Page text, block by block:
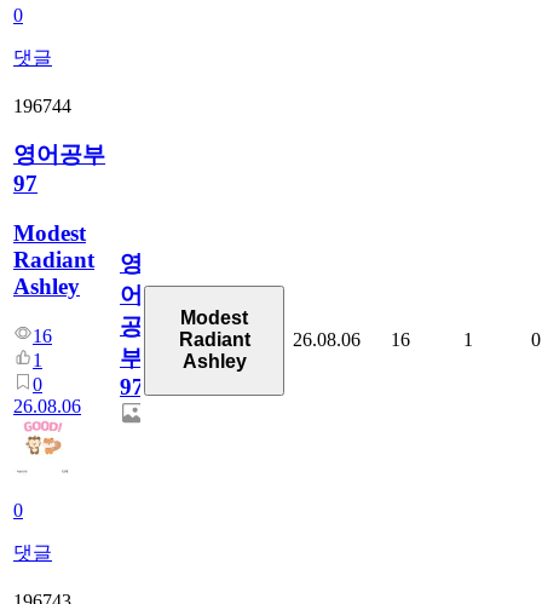
0
댓글
196744
영어공부
97
Modest
Radiant
Ashley
16
1
0
26.08.06
0
댓글
영
어
공
부
97
Modest
Radiant
Ashley
26.08.06 16 1 0